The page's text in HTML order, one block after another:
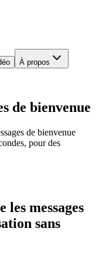
À propos
de bienvenue
de bienvenue
pour des
messages
sans